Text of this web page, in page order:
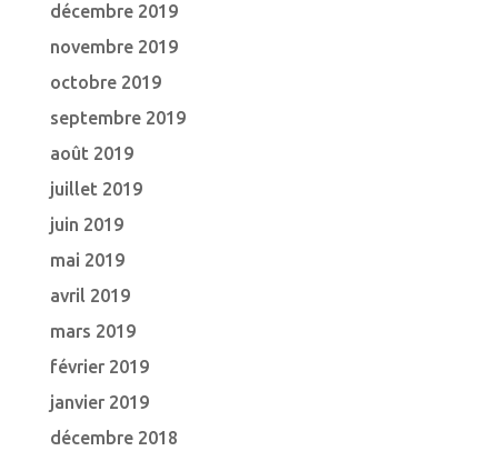
décembre 2019
novembre 2019
octobre 2019
septembre 2019
août 2019
juillet 2019
juin 2019
mai 2019
avril 2019
mars 2019
février 2019
janvier 2019
décembre 2018